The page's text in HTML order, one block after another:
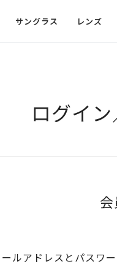
サングラス レンズ
ログイ
ルアドレスとパスワ